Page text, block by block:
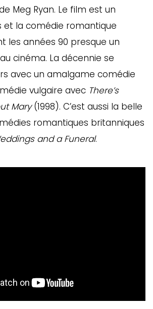
Meg Ryan. Le film est un
et la comédie romantique
les années 90 presque un
cinéma. La décennie se
avec un amalgame comédie
vulgaire avec There’s
Mary(1998). C’est aussi la belle
romantiques britanniques
and a Funeral.